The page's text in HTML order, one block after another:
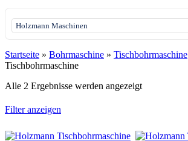
Holzmann Maschinen
Startseite » Bohrmaschine » Tischbohrmaschine
Tischbohrmaschine
Alle 2 Ergebnisse werden angezeigt
Filter anzeigen